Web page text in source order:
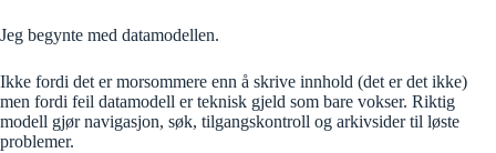
Jeg begynte med datamodellen.
Ikke fordi det er morsommere enn å skrive innhold (det er det ikke)
men fordi feil datamodell er teknisk gjeld som bare vokser. Riktig
modell gjør navigasjon, søk, tilgangskontroll og arkivsider til løste
problemer.